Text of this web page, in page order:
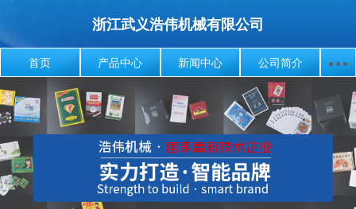
浙江武义浩伟机械有限公司
首页 产品中心 新闻中心 公司简介